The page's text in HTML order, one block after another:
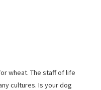
wheat. The staff of life
cultures. Is your dog